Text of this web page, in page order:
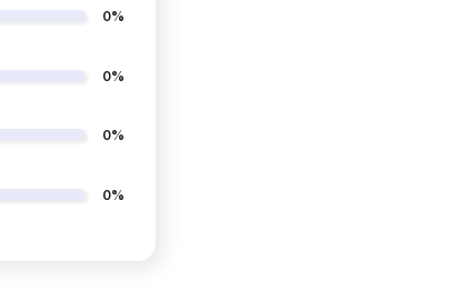
0%
0%
0%
0%